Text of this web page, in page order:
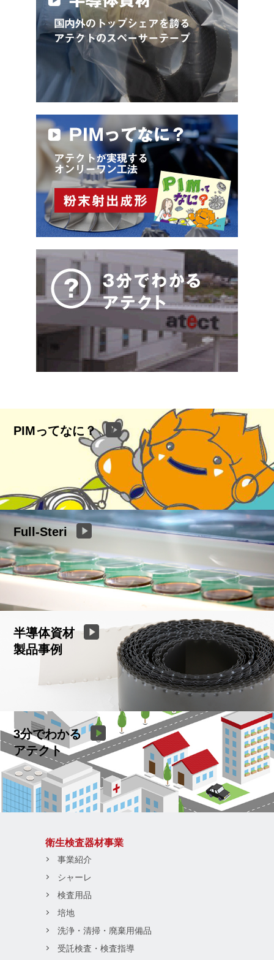
PIMってなに？
Full-Steri
半導体資材
製品事例
3分でわかる
アテクト
衛生検査器材事業
事業紹介
シャーレ
検査用品
培地
洗浄・清掃・廃棄用備品
受託検査・検査指導